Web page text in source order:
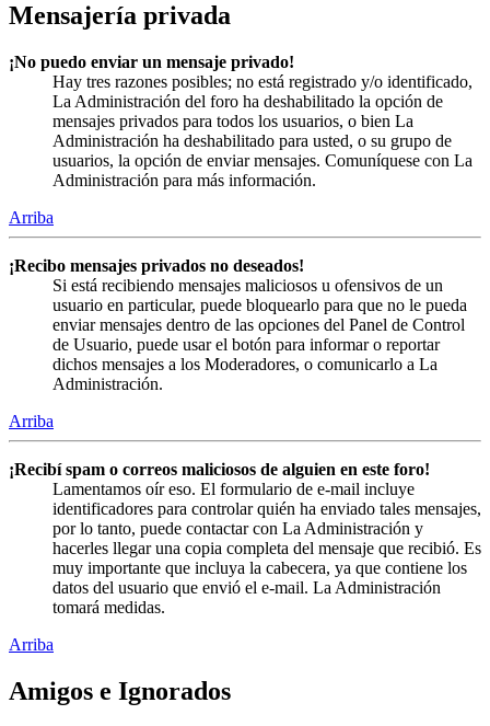
Mensajería privada
¡No puedo enviar un mensaje privado!
Hay tres razones posibles; no está registrado y/o identificado,
La Administración del foro ha deshabilitado la opción de
mensajes privados para todos los usuarios, o bien La
Administración ha deshabilitado para usted, o su grupo de
usuarios, la opción de enviar mensajes. Comuníquese con La
Administración para más información.
Arriba
¡Recibo mensajes privados no deseados!
Si está recibiendo mensajes maliciosos u ofensivos de un
usuario en particular, puede bloquearlo para que no le pueda
enviar mensajes dentro de las opciones del Panel de Control
de Usuario, puede usar el botón para informar o reportar
dichos mensajes a los Moderadores, o comunicarlo a La
Administración.
Arriba
¡Recibí spam o correos maliciosos de alguien en este foro!
Lamentamos oír eso. El formulario de e-mail incluye
identificadores para controlar quién ha enviado tales mensajes,
por lo tanto, puede contactar con La Administración y
hacerles llegar una copia completa del mensaje que recibió. Es
muy importante que incluya la cabecera, ya que contiene los
datos del usuario que envió el e-mail. La Administración
tomará medidas.
Arriba
Amigos e Ignorados